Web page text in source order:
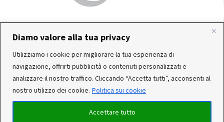
Diamo valore alla tua privacy
Utilizziamo i cookie per migliorare la tua esperienza di
navigazione, offrirti pubblicità o contenuti personalizzati e
analizzare il nostro traffico. Cliccando “Accetta tutti”, acconsenti al
nostro utilizzo dei cookie. Politica sui cookie
Accettare tutto
In occasione delle FERIE ESTIVE, alcune aziende
produttrici e corrieri potrebbero sospendere o rallentare
temporaneamente le attività. Per questo motivo, gli
ordini di alcuni reparti (Utensileria - Ferramenta - arredo)
ricevuti, potrebbero essere CONSEGNATI DOPO IL 25-08-
Servizio clienti attivo: Da Lunedì a Venerdì dalle 10:30 alle
12:30 e dalle 15:30 alle 17:30